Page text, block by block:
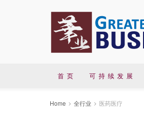
首 页 可 持 续 发 展
Home 全行业 医药医疗